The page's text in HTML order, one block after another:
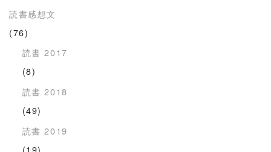
読書感想文
(76)
読書 2017
(8)
読書 2018
(49)
読書 2019